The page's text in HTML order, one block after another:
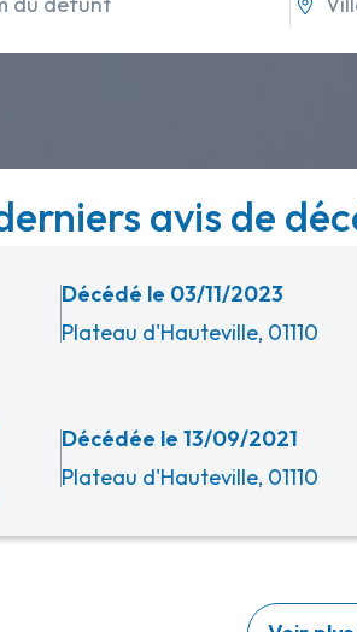
avis de
Décédé le 03/11/2023
Plateau d'Hauteville, 01110
Décédée le 13/09/2021
Plateau d'Hauteville, 01110